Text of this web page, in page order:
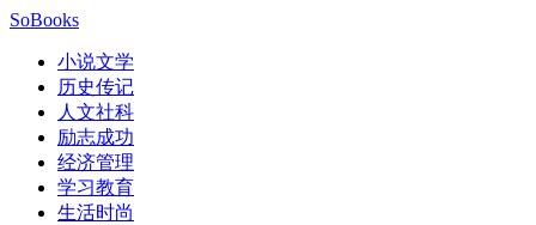
SoBooks
小说文学
历史传记
人文社科
励志成功
经济管理
学习教育
生活时尚